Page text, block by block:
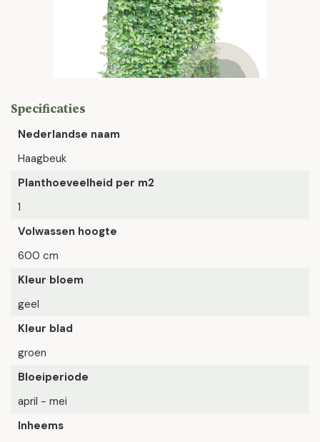
Specificaties
Nederlandse naam
Haagbeuk
Planthoeveelheid per m2
1
Volwassen hoogte
600 cm
Kleur bloem
geel
Kleur blad
groen
Bloeiperiode
april - mei
Inheems